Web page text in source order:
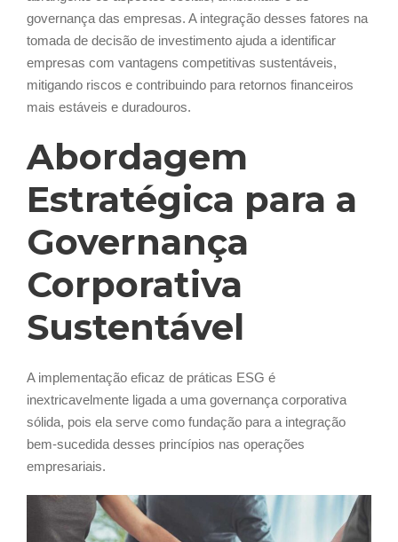
governança das empresas. A integração desses fatores na
tomada de decisão de investimento ajuda a identificar
empresas com vantagens competitivas sustentáveis,
mitigando riscos e contribuindo para retornos financeiros
mais estáveis e duradouros.
Abordagem
Estratégica para a
Governança
Corporativa
Sustentável
A implementação eficaz de práticas ESG é
inextricavelmente ligada a uma governança corporativa
sólida, pois ela serve como fundação para a integração
bem-sucedida desses princípios nas operações
empresariais.